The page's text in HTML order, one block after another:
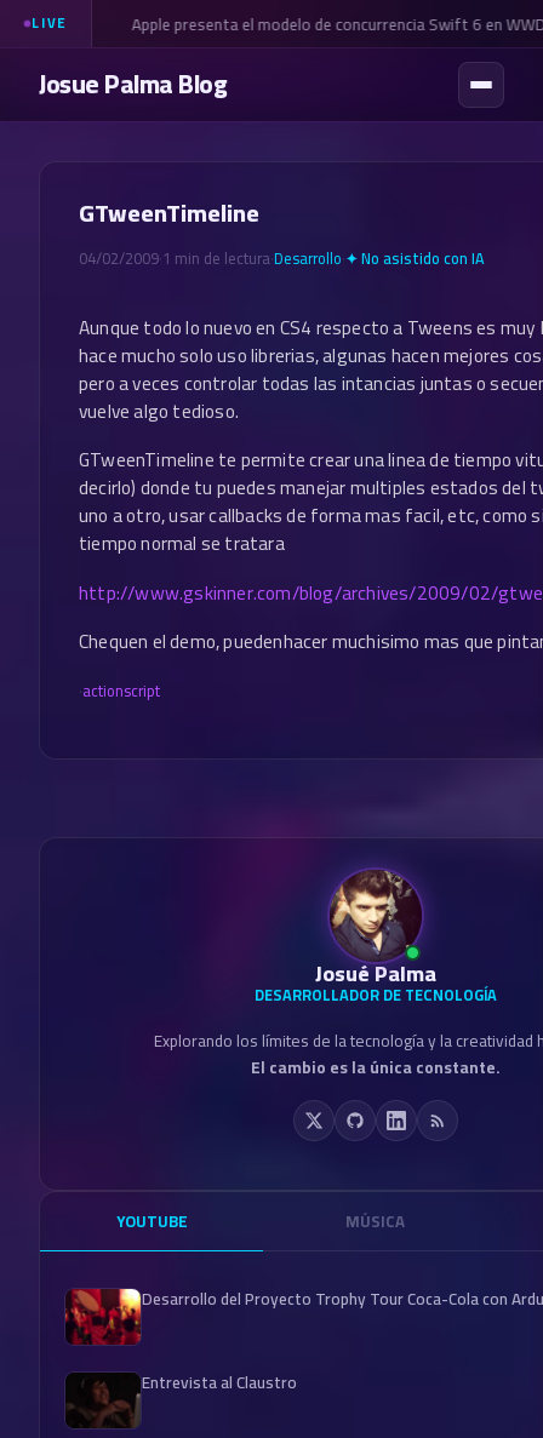
LIVE Apple presenta el modelo de concurrencia Swift 6 en
Josue Palma Blog
GTweenTimeline
04/02/2009·1 min de lectura·Desarrollo ✦ No asistido con IA
Aunque todo lo nuevo en CS4 respecto a Tweens es
hace mucho solo uso librerias, algunas hacen mejores
pero a veces controlar todas las intancias juntas o
vuelve algo tedioso.
GTweenTimeline te permite crear una linea de tiempo
decirlo) donde tu puedes manejar multiples estados del
uno a otro, usar callbacks de forma mas facil, etc, como
tiempo normal se tratara
http://www.gskinner.com/blog/archives/2009/02/
Chequen el demo, puedenhacer muchisimo mas que
·actionscript
Josué Palma
DESARROLLADOR DE TECNOLOGÍA
Explorando los límites de la tecnología y la creatividad
El cambio es la única constante.
YOUTUBE MÚSICA
Desarrollo del Proyecto Trophy Tour Coca-Cola con
Entrevista al Claustro